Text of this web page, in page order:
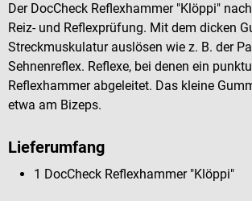
Der DocCheck Reflexhammer "Klöppi"
Reiz- und Reflexprüfung. Mit dem dicken
Streckmuskulatur auslösen wie z. B. der
Sehnenreflex. Reflexe, bei denen ein
Reflexhammer abgeleitet. Das kleine
etwa am Bizeps.
Lieferumfang
1 DocCheck Reflexhammer "Klöppi"